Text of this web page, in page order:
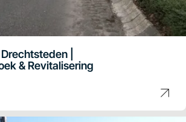
|
& Revitalisering